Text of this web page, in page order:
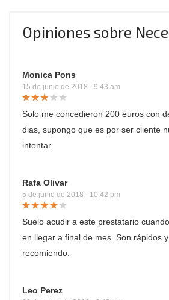
Opiniones sobre
Monica Pons
15 de junio de 2018 - 9:43 am
Solo me concedieron 200 euros con
dias, supongo que es por ser cliente
intentar.
Rafa Olivar
5 de junio de 2018 - 10:42 pm
Suelo acudir a este prestatario
en llegar a final de mes. Son rápidos
recomiendo.
Leo Perez